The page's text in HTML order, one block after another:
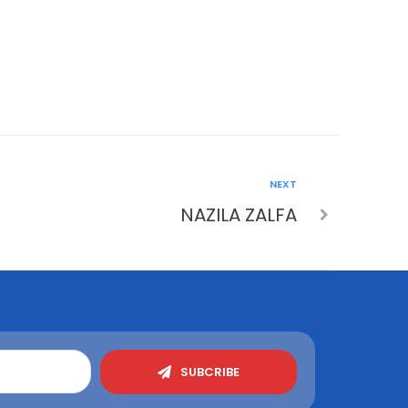
NEXT
NAZILA ZALFA
SUBCRIBE